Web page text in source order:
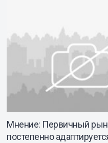
Мнение: Первичный
постепенно